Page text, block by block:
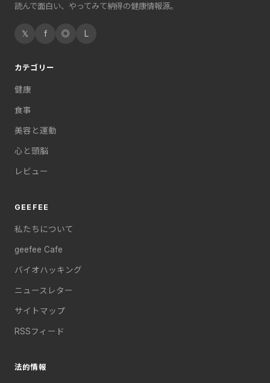
読んで面白い、やってみて納得の健康情報源。
𝕏 f ◎ L
カテゴリー
健康
食事
美容と運動
心と頭脳
レビュー
GEEFEE
私たちについて
geefee Cafe
バイオハッキング
ニュースレター
サイトマップ
RSSフィード
法的情報